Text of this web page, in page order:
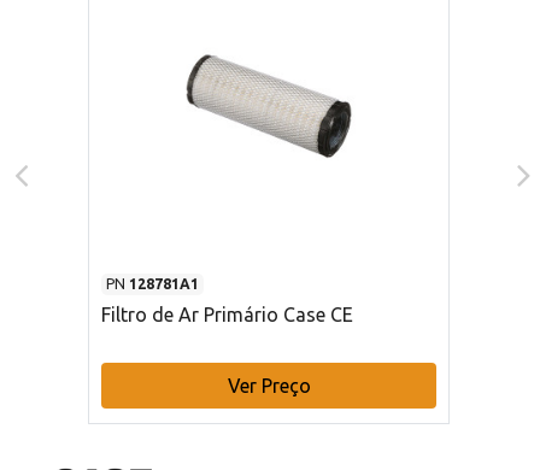
PN 128781A1
Filtro de Ar Primário Case CE
Ver Preço